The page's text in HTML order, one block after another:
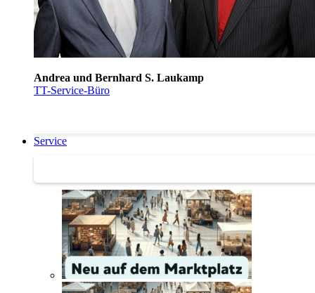
Andrea und Bernhard S. Laukamp
TT-Service-Büro
Service